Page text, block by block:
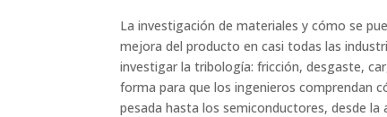
La investigación de materiales y cómo se
mejora del producto en casi todas las
investigar la tribología: fricción, desgaste,
forma para que los ingenieros comprendan
pesada hasta los semiconductores, desde